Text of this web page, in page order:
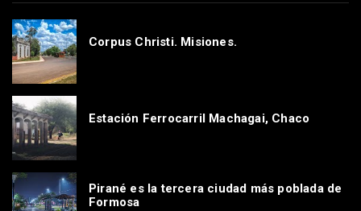
Corpus Christi. Misiones.
Estación Ferrocarril Machagai, Chaco
Pirané es la tercera ciudad más poblada de
Formosa